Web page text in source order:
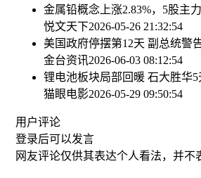
金属铅概念上涨2.83%，5股主
悦文天下2026-05-26 21:32:54
美国政府停摆第12天 副总统警
金台资讯2026-06-03 08:12:54
锂电池板块局部回暖 石大胜华5
猫眼电影2026-05-29 09:50:54
用户评论
登录后可以发言
网友评论仅供其表达个人看法，并不